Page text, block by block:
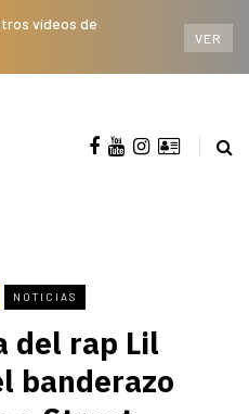
videos de
VER
NOTICIAS
del rap Lil
banderazo